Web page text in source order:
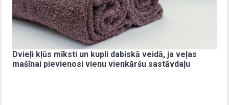
Dvieļi kļūs mīksti un kupli dabiskā veidā, ja veļas
mašīnai pievienosi vienu vienkāršu sastāvdaļu